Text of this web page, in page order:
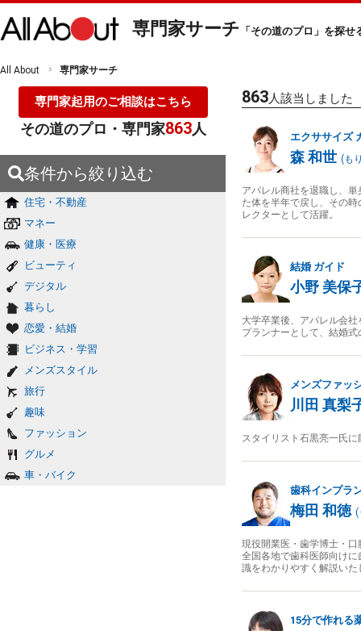
専門家サーチ 「その道のプロ」を探せ
All About 専門家サーチ
専門家起用のご相談はこちら
その道のプロ・専門家863人
条件から絞り込む
住宅・不動産
マネー
健康・医療
ビューティ
デジタル
暮らし
恋愛・結婚
ビジネス・学習
メンズスタイル
旅行
趣味
ファッション
グルメ
車・バイク
863人該当しました
エクササイズ
森 和世 (も
アパレル商社を退職し、
た体を半年で戻し、その
レクターとして活躍。
結婚 ガイド
小野 美保
大学卒業後、アパレル会
プランナーとして、結婚
メンズファッ
川田 真梨
スタイリスト石黒亮一氏
歯科インプラ
梅田 和徳 (
現役開業医・歯学博士・
全国各地で歯科医師向け
識をわかりやすく解説いた
15分で作れる